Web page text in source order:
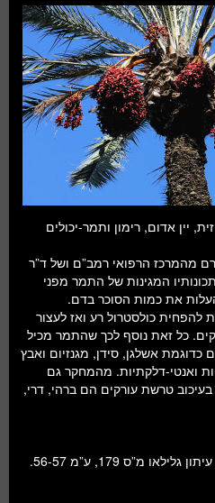
יין אדום, רימון ותמר-יכולים
מהמרכז הרפואי רמב”ם ושל ד”ר
המגינות של התמר מפני
את כמות הסוכר בדם.
להפחית כולסטרול רע ואז לעצור
כל זאת נוסף לכך שהתמר מכיל
כדוגמת אשלגן, סידן, מגנזיום ואבץ
ואנטי-דלקתיות. מהמחקר גם
טרשת עורקים הם ברהי, דרי,
מ”ס 179, ע”מ 56-57.